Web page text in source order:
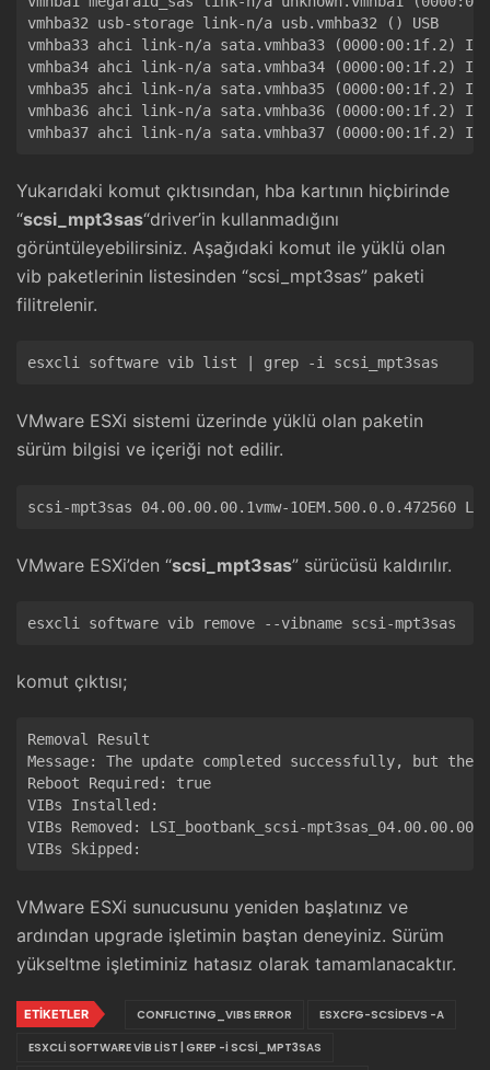
vmhba32 usb-storage link-n/a usb.vmhba32 () USB
vmhba33 ahci link-n/a sata.vmhba33 (0000:00:1f.2)
vmhba34 ahci link-n/a sata.vmhba34 (0000:00:1f.2)
vmhba35 ahci link-n/a sata.vmhba35 (0000:00:1f.2)
vmhba36 ahci link-n/a sata.vmhba36 (0000:00:1f.2)
Yukarıdaki komut çıktısından, hba kartının hiçbirinde
“scsi_mpt3sas“driver’in kullanmadığını
görüntüleyebilirsiniz. Aşağıdaki komut ile yüklü olan
vib paketlerinin listesinden “scsi_mpt3sas” paketi
filitrelenir.
VMware ESXi sistemi üzerinde yüklü olan paketin
sürüm bilgisi ve içeriği not edilir.
VMware ESXi’den “scsi_mpt3sas” sürücüsü kaldırılır.
komut çıktısı;
Removal Result
Message: The update completed successfully, but
Reboot Required: true
VIBs Installed:
VIBs Removed: LSI_bootbank_scsi-
VMware ESXi sunucusunu yeniden başlatınız ve
ardından upgrade işletimin baştan deneyiniz. Sürüm
yükseltme işletiminiz hatasız olarak tamamlanacaktır.
ETIKETLER CONFLICTING_VIBS ERROR
ESXCFG-SCSIDEVS -A
ESXCLI SOFTWARE VIB LIST | GREP -I SCSI_MPT3SAS